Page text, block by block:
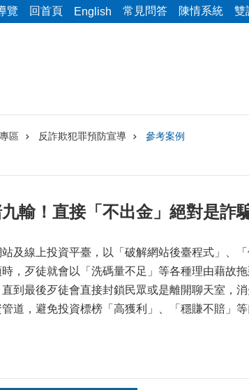
覽 回首頁 English 常見問答 陳情系統 雙
區 反詐欺犯罪預防宣導 參考案例
輸！直接「不出金」絕對是詐
及線上投資平臺，以「破解網站後臺程式」、
，歹徒就會以「洗碼量不足」等各種理由藉故
到最後歹徒會直接封鎖民眾或是離開聊天室，消
道，避免投資標榜「高獲利」、「穩賺不賠」